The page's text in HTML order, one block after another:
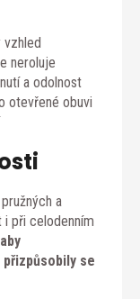
vzhled
neroluje
a odolnost
otevřené obuvi
a
při celodenním
přizpůsobily se